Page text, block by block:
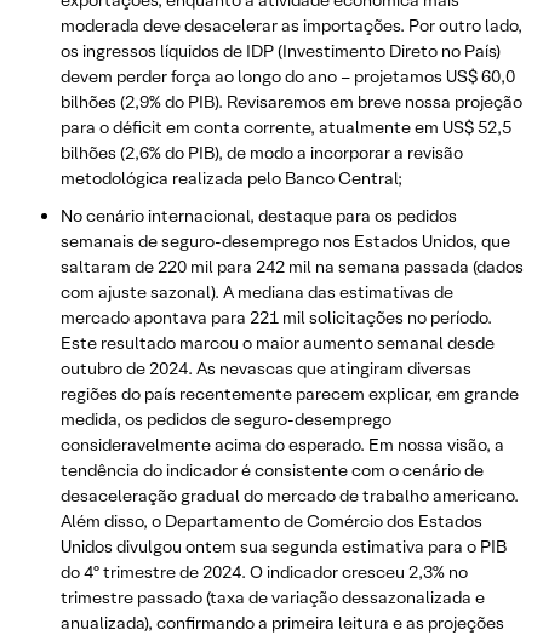
moderada deve desacelerar as importações. Por outro lado,
os ingressos líquidos de IDP (Investimento Direto no País)
devem perder força ao longo do ano – projetamos US$ 60,0
bilhões (2,9% do PIB). Revisaremos em breve nossa projeção
para o déficit em conta corrente, atualmente em US$ 52,5
bilhões (2,6% do PIB), de modo a incorporar a revisão
metodológica realizada pelo Banco Central;
No cenário internacional, destaque para os pedidos
semanais de seguro-desemprego nos Estados Unidos, que
saltaram de 220 mil para 242 mil na semana passada (dados
com ajuste sazonal). A mediana das estimativas de
mercado apontava para 221 mil solicitações no período.
Este resultado marcou o maior aumento semanal desde
outubro de 2024. As nevascas que atingiram diversas
regiões do país recentemente parecem explicar, em grande
medida, os pedidos de seguro-desemprego
consideravelmente acima do esperado. Em nossa visão, a
tendência do indicador é consistente com o cenário de
desaceleração gradual do mercado de trabalho americano.
Além disso, o Departamento de Comércio dos Estados
Unidos divulgou ontem sua segunda estimativa para o PIB
do 4º trimestre de 2024. O indicador cresceu 2,3% no
trimestre passado (taxa de variação dessazonalizada e
anualizada), confirmando a primeira leitura e as projeções